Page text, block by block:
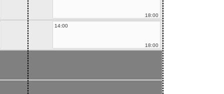
18:00
14:00
18:00